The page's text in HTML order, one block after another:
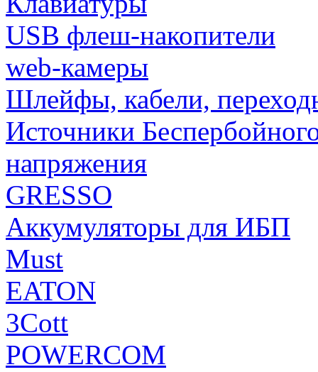
USB флеш-накопители
web-камеры
Шлейфы, кабели,
Источники
напряжения
GRESSO
Аккумуляторы для ИБП
Must
EATON
3Cott
POWERCOM